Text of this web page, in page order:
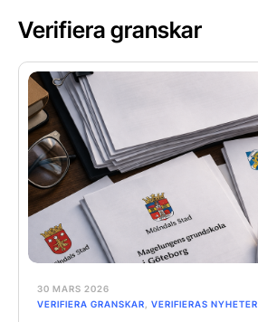
Verifiera granskar
30 MARS 2026
VERIFIERA GRANSKAR
VERIFIERAS NYHETER